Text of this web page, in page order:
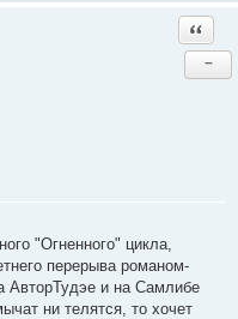
−
"Огненного" цикла,
перерыва романом-
АвторТудэе и на Самлибе
ни телятся, то хочет